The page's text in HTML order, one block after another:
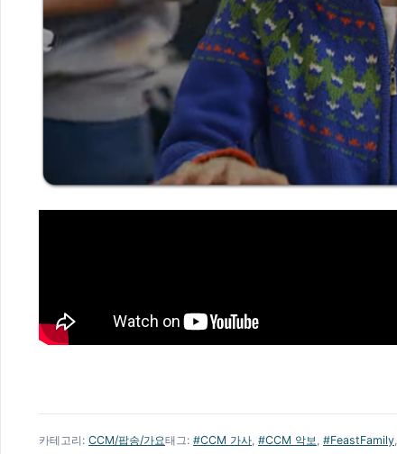
카테고리: CCM/팝송/가요태그: #CCM 가사, #CCM 악보, #FeastFamily,